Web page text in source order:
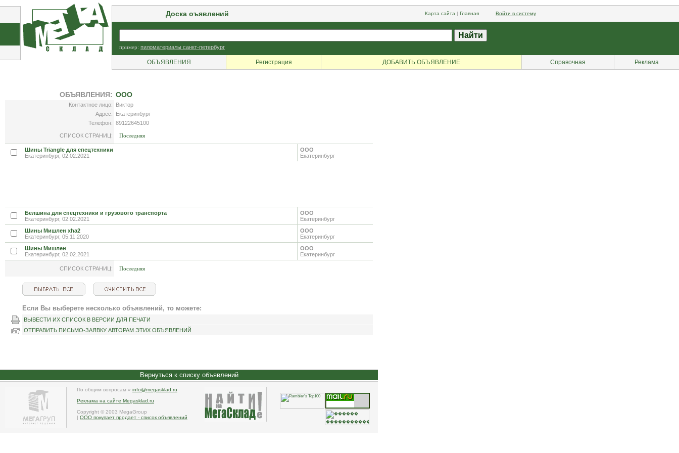
Доска оъявлений Карта сайта | Главная Войти в систему
пример: пиломатериалы санкт-петербург
ОБЪЯВЛЕНИЯ Регистрация ДОБАВИТЬ ОБЪЯВЛЕНИЕ Справочная Реклама
ОБЪЯВЛЕНИЯ: ООО
Контактное лицо:
Виктор
Адрес:
Екатеринбург
Телефон: 89122645100
СПИСОК СТРАНИЦ: Последняя
Шины Triangle для спецтехники
Екатеринбург, 02.02.2021
ООО
Екатеринбург
Белшина для спецтехники и грузового транспорта
Екатеринбург, 02.02.2021
ООО
Екатеринбург
Шины Мишлен xha2
Екатеринбург, 05.11.2020
ООО
Екатеринбург
Шины Мишлен
Екатеринбург, 02.02.2021
ООО
Екатеринбург
СПИСОК СТРАНИЦ: Последняя
Если Вы выберете несколько объявлений, то можете:
ВЫВЕСТИ ИХ СПИСОК В ВЕРСИИ ДЛЯ ПЕЧАТИ
ОТПРАВИТЬ ПИСЬМО-ЗАЯВКУ АВТОРАМ ЭТИХ ОБЪЯВЛЕНИЙ
Вернуться к списку объявлений
По общим вопросам » info@megasklad.ru
Реклама на сайте Megasklad.ru
Copyright © 2003 MegaGroup
| ООО покупает продает - список объявлений